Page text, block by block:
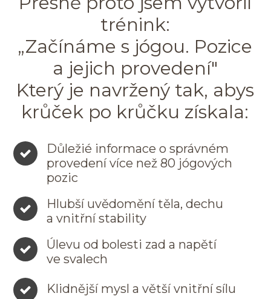
trénink:
„Začínáme s jógou. Pozice
a jejich provedení"
Který je navržený tak, abys
krůček po krůčku získala:
Důležié informace o správném
provedení více než 80 jógových
pozic
Hlubší uvědomění těla, dechu
a vnitřní stability
Úlevu od bolesti zad a napětí
ve svalech
Klidnější mysl a větší vnitřní sílu